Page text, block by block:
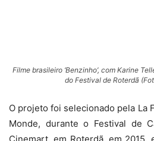
Filme brasileiro ‘Benzinho’, com Karine
do Festival de Roterdã
O projeto foi selecionado pela La
Monde, durante o Festival de